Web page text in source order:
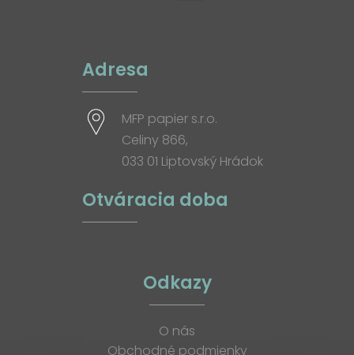
Adresa
MFP papier s.r.o.
Celiny 866,
033 01 Liptovský Hrádok
Otváracia doba
Odkazy
O nás
Obchodné podmienky